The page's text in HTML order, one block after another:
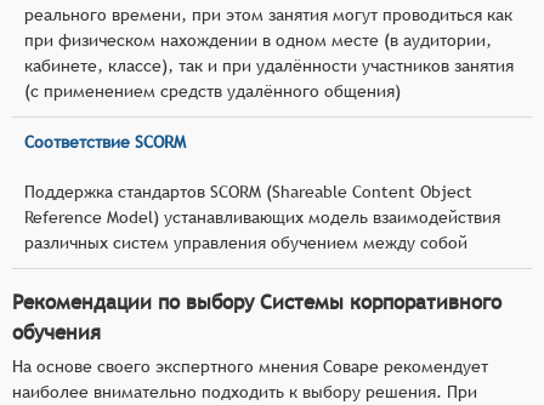
реального времени, при этом занятия могут проводиться как
при физическом нахождении в одном месте (в аудитории,
кабинете, классе), так и при удалённости участников занятия
(с применением средств удалённого общения)
Соответствие SCORM
Поддержка стандартов SCORM (Shareable Content Object
Reference Model) устанавливающих модель взаимодействия
различных систем управления обучением между собой
Рекомендации по выбору Системы корпоративного
обучения
На основе своего экспертного мнения Соваре рекомендует
наиболее внимательно подходить к выбору решения. При